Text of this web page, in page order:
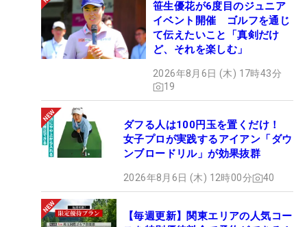
笹生優花が6度目のジュニア
イベント開催 ゴルフを通じ
て伝えたいこと「真剣だけ
ど、それを楽しむ」
2026年8月6日 (木) 17時43分
19
ダフる人は100円玉を置くだけ！
女子プロが実践するアイアン「ダウ
ンブロードリル」が効果抜群
2026年8月6日 (木) 12時00分 40
【毎週更新】関東エリアの人気コー